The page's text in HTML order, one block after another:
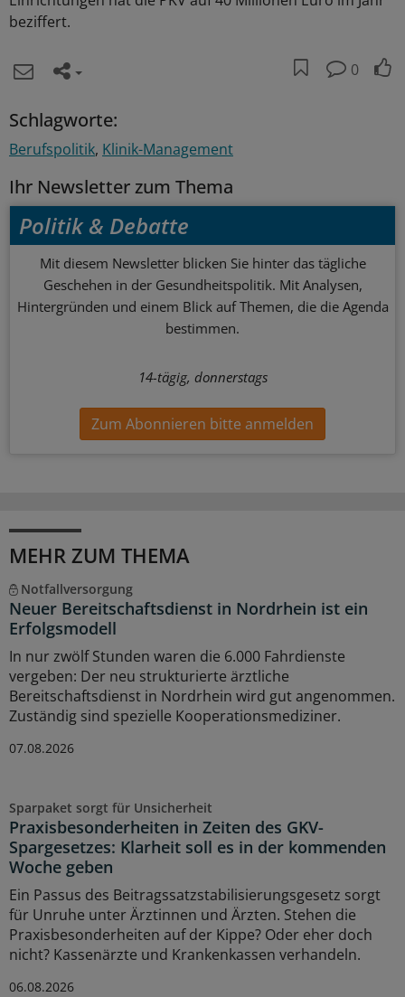
beziffert.
0
Schlagworte:
Berufspolitik Klinik-Management
Ihr Newsletter zum Thema
Politik & Debatte
Mit diesem Newsletter blicken Sie hinter das tägliche
Geschehen in der Gesundheitspolitik. Mit Analysen,
Hintergründen und einem Blick auf Themen, die die Agenda
bestimmen.
14-tägig, donnerstags
Zum Abonnieren bitte anmelden
MEHR ZUM THEMA
Notfallversorgung
Neuer Bereitschaftsdienst in Nordrhein ist ein
Erfolgsmodell
In nur zwölf Stunden waren die 6.000 Fahrdienste
vergeben: Der neu strukturierte ärztliche
Bereitschaftsdienst in Nordrhein wird gut angenommen.
Zuständig sind spezielle Kooperationsmediziner.
07.08.2026
Sparpaket sorgt für Unsicherheit
Praxisbesonderheiten in Zeiten des GKV-
Spargesetzes: Klarheit soll es in der kommenden
Woche geben
Ein Passus des Beitragssatzstabilisierungsgesetz sorgt
für Unruhe unter Ärztinnen und Ärzten. Stehen die
Praxisbesonderheiten auf der Kippe? Oder eher doch
nicht? Kassenärzte und Krankenkassen verhandeln.
06.08.2026